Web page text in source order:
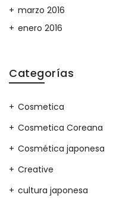
marzo 2016
enero 2016
Categorías
Cosmetica
Cosmetica Coreana
Cosmética japonesa
Creative
cultura japonesa